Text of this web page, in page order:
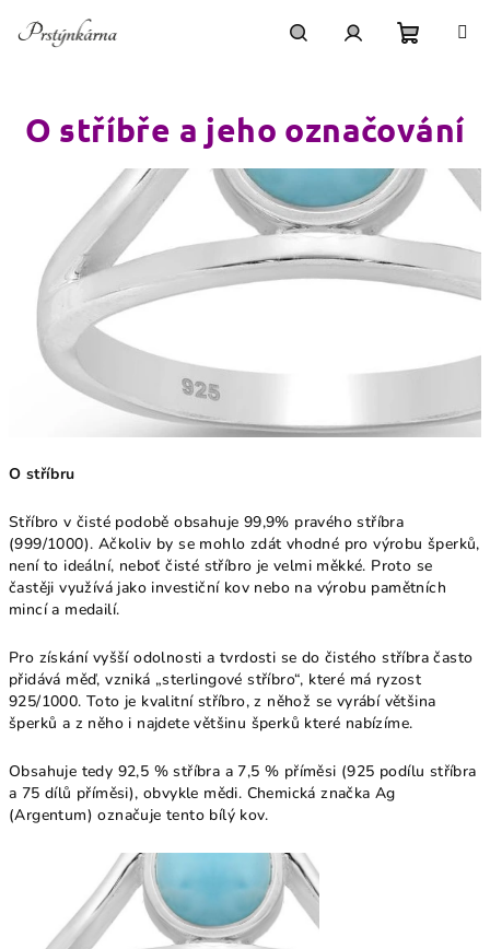
košík
O stříbře a jeho označování
O stříbru
Stříbro v čisté podobě obsahuje 99,9% pravého stříbra
(999/1000). Ačkoliv by se mohlo zdát vhodné pro výrobu šperků,
není to ideální, neboť čisté stříbro je velmi měkké. Proto se
častěji využívá jako investiční kov nebo na výrobu pamětních
mincí a medailí.
Pro získání vyšší odolnosti a tvrdosti se do čistého stříbra často
přidává měď, vzniká „sterlingové stříbro“, které má ryzost
925/1000. Toto je kvalitní stříbro, z něhož se vyrábí většina
šperků a z něho i najdete většinu šperků které nabízíme.
Obsahuje tedy 92,5 % stříbra a 7,5 % příměsi (925 podílu stříbra
a 75 dílů příměsi), obvykle mědi. Chemická značka Ag
(Argentum) označuje tento bílý kov.